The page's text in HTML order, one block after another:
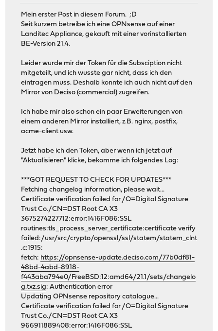
Mein erster Post in diesem Forum. ;D
Seit kurzem betreibe ich eine OPNsense auf einer
Landitec Appliance, gekauft mit einer vorinstallierten
BE-Version 21.4.
Leider wurde mir der Token für die Subsciption nicht
mitgeteilt, und ich wusste gar nicht, dass ich den
eintragen muss. Deshalb konnte ich auch nicht auf den
Mirror von Deciso (commercial) zugreifen.
Ich habe mir also schon ein paar Erweiterungen von
einem anderen Mirror installiert, z.B. nginx, postfix,
acme-client usw.
Jetzt habe ich den Token, aber wenn ich jetzt auf
"Aktualisieren" klicke, bekomme ich folgendes Log:
***GOT REQUEST TO CHECK FOR UPDATES***
Fetching changelog information, please wait...
Certificate verification failed for /O=Digital Signature
Trust Co./CN=DST Root CA X3
3675274227712:error:1416F086:SSL
routines:tls_process_server_certificate:certificate verify
failed:/usr/src/crypto/openssl/ssl/statem/statem_clnt
.c:1915:
fetch: https://opnsense-update.deciso.com/77b0df81-
48bd-4abd-8918-
f443aba794e0/FreeBSD:12:amd64/21.1/sets/changelo
g.txz.sig: Authentication error
Updating OPNsense repository catalogue...
Certificate verification failed for /O=Digital Signature
Trust Co./CN=DST Root CA X3
966911889408:error:1416F086:SSL